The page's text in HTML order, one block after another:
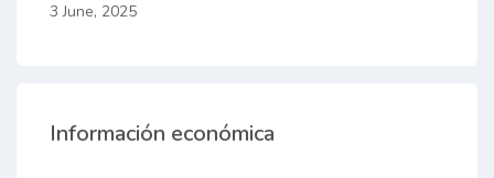
3 June, 2025
Información económica